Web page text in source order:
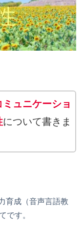
ュニケーショ
について書きま
育成（音声言語教
です。